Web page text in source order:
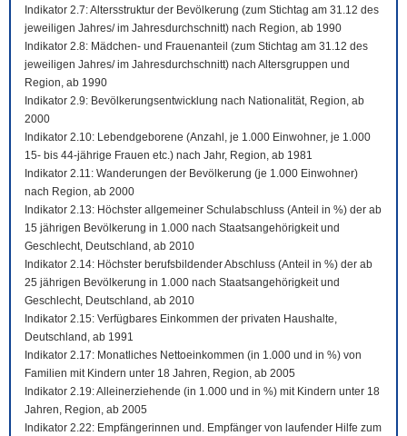
Indikator 2.7: Altersstruktur der Bevölkerung (zum Stichtag am 31.12 des
jeweiligen Jahres/ im Jahresdurchschnitt) nach Region, ab 1990
Indikator 2.8: Mädchen- und Frauenanteil (zum Stichtag am 31.12 des
jeweiligen Jahres/ im Jahresdurchschnitt) nach Altersgruppen und
Region, ab 1990
Indikator 2.9: Bevölkerungsentwicklung nach Nationalität, Region, ab
2000
Indikator 2.10: Lebendgeborene (Anzahl, je 1.000 Einwohner, je 1.000
15- bis 44-jährige Frauen etc.) nach Jahr, Region, ab 1981
Indikator 2.11: Wanderungen der Bevölkerung (je 1.000 Einwohner)
nach Region, ab 2000
Indikator 2.13: Höchster allgemeiner Schulabschluss (Anteil in %) der ab
15 jährigen Bevölkerung in 1.000 nach Staatsangehörigkeit und
Geschlecht, Deutschland, ab 2010
Indikator 2.14: Höchster berufsbildender Abschluss (Anteil in %) der ab
25 jährigen Bevölkerung in 1.000 nach Staatsangehörigkeit und
Geschlecht, Deutschland, ab 2010
Indikator 2.15: Verfügbares Einkommen der privaten Haushalte,
Deutschland, ab 1991
Indikator 2.17: Monatliches Nettoeinkommen (in 1.000 und in %) von
Familien mit Kindern unter 18 Jahren, Region, ab 2005
Indikator 2.19: Alleinerziehende (in 1.000 und in %) mit Kindern unter 18
Jahren, Region, ab 2005
Indikator 2.22: Empfängerinnen und. Empfänger von laufender Hilfe zum